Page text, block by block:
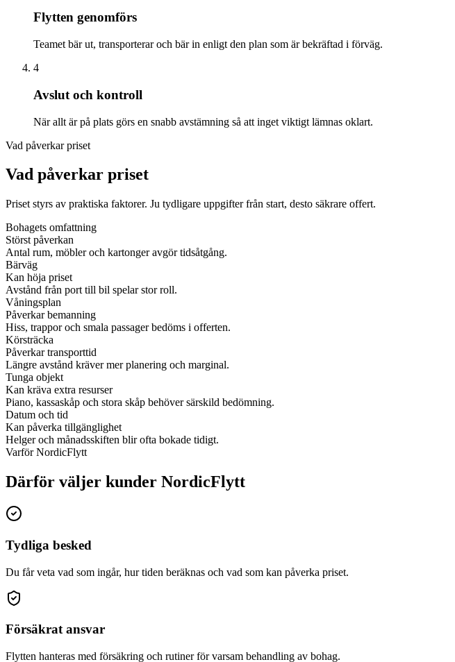
Flytten genomförs
Teamet bär ut, transporterar och bär in enligt den plan som är bekräftad i förväg.
4
Avslut och kontroll
När allt är på plats görs en snabb avstämning så att inget viktigt lämnas oklart.
Vad påverkar priset
Vad påverkar priset
Priset styrs av praktiska faktorer. Ju tydligare uppgifter från start, desto säkrare offert.
Bohagets omfattning
Störst påverkan
Antal rum, möbler och kartonger avgör tidsåtgång.
Bärväg
Kan höja priset
Avstånd från port till bil spelar stor roll.
Våningsplan
Påverkar bemanning
Hiss, trappor och smala passager bedöms i offerten.
Körsträcka
Påverkar transporttid
Längre avstånd kräver mer planering och marginal.
Tunga objekt
Kan kräva extra resurser
Piano, kassaskåp och stora skåp behöver särskild bedömning.
Datum och tid
Kan påverka tillgänglighet
Helger och månadsskiften blir ofta bokade tidigt.
Varför NordicFlytt
Därför väljer kunder NordicFlytt
Tydliga besked
Du får veta vad som ingår, hur tiden beräknas och vad som kan påverka priset.
Försäkrat ansvar
Flytten hanteras med försäkring och rutiner för varsam behandling av bohag.